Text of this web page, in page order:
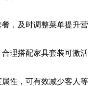
，及时调整菜单提升营
理搭配家具套装可激活
性，可有效减少客人等